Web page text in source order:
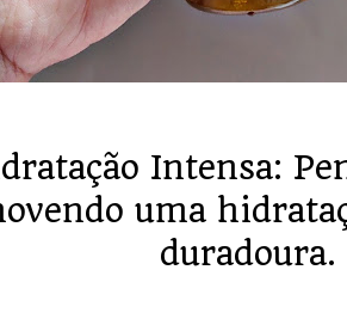
Intensa:
uma
duradoura.